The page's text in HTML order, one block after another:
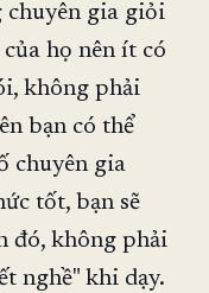
gia giỏi
họ nên ít có
không phải
bạn có thể
chuyên gia
tốt, bạn sẽ
đó, không phải
nghề" khi dạy.